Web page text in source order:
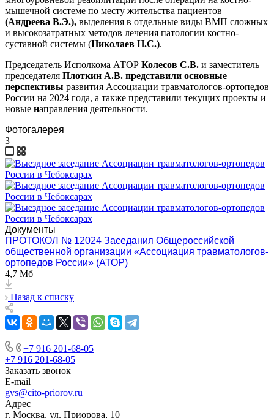
мышечной системе по месту жительства пациентов
(Андреева В.Э.), выделения в отдельные виды ВМП сложных
и высокозатратных методов лечения патологии костно-
суставной системы (Николаев Н.С.).
Председатель Исполкома АТОР Колесов С.В. и заместитель
председателя Плоткин А.В. представили основные
перспективы развития Ассоциации травматологов-ортопедов
России на 2024 года, а также представили текущих проекты и
новые направления деятельности.
Фотогалерея
3 —
Документы
ПРОТОКОЛ № 12024 Заседания Общероссийской
общественной организации «Ассоциация травматологов-
ортопедов России» (АТОР)
4,7 Мб
Назад к списку
+7 916 201-68-05
+7 916 201-68-05
Заказать звонок
E-mail
gvs@cito-priorov.ru
Адрес
г. Москва, ул. Приорова, 10